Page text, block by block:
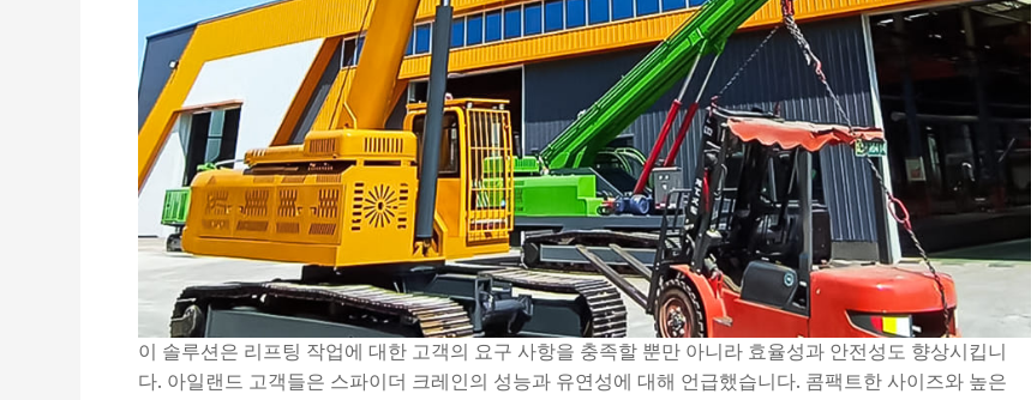
이 솔루션은 리프팅 작업에 대한 고객의 요구 사항을 충족할 뿐만 아니라 효율성과 안전성도 향상시킵니
다. 아일랜드 고객들은 스파이더 크레인의 성능과 유연성에 대해 언급했습니다. 콤팩트한 사이즈와 높은